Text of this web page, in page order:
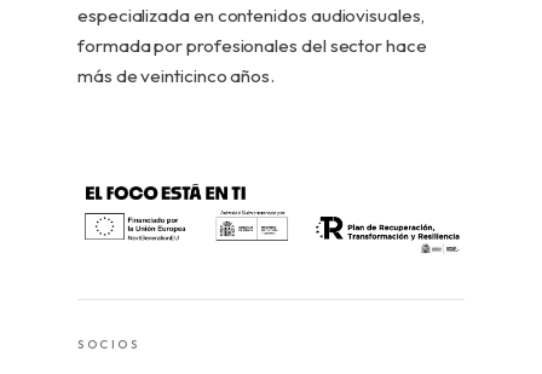
especializada en contenidos audiovisuales,
formada por profesionales del sector hace
más de veinticinco años.
SOCIOS